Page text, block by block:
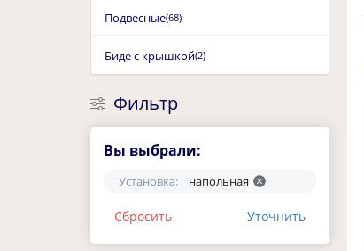
Подвесные(68)
Биде с крышкой(2)
Фильтр
Вы выбрали:
Установка: напольная
Сбросить Уточнить